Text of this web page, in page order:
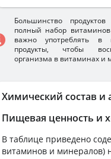
Химический состав и
Пищевая ценность и
В таблице приведено
витаминов и минералов)
Большинство
полный набор
важно употреблять в
продукты, чтобы
организма в витаминах и